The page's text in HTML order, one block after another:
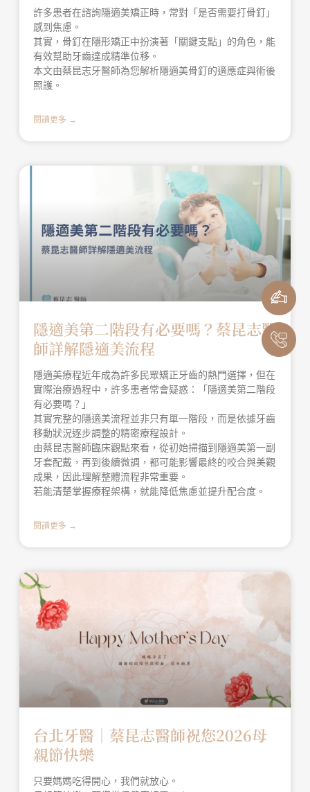
許多患者在諮詢隱適美矯正時，常對「是否需要打骨釘」
感到焦慮。
其實，骨釘在隱形矯正中扮演著「關鍵支點」的角色，能
有效幫助牙齒達成精準位移。
本文由蔡昆志牙醫師為您解析隱適美骨釘的適應症與術後
照護。
閱讀更多 →
隱適美第二階段有必要嗎？蔡昆志醫
師詳解隱適美流程
隱適美療程近年成為許多民眾矯正牙齒的熱門選擇，但在
實際治療過程中，許多患者常會疑惑：「隱適美第二階段
有必要嗎？」
其實完整的隱適美流程並非只有單一階段，而是依據牙齒
移動狀況逐步調整的精密療程設計。
由蔡昆志醫師臨床觀點來看，從初始掃描到隱適美第一副
牙套配戴，再到後續微調，都可能影響最終的咬合與美觀
成果，因此理解整體流程非常重要。
若能清楚掌握療程架構，就能降低焦慮並提升配合度。
閱讀更多 →
台北牙醫│蔡昆志醫師祝您2026母
親節快樂
只要媽媽吃得開心，我們就放心。